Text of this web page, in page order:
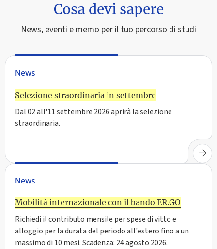
Cosa devi sapere
News, eventi e memo per il tuo percorso di studi
News
Selezione straordinaria in settembre
Dal 02 all'11 settembre 2026 aprirà la selezione
straordinaria.
News
Mobilità internazionale con il bando ER.GO
Richiedi il contributo mensile per spese di vitto e
alloggio per la durata del periodo all'estero fino a un
massimo di 10 mesi. Scadenza: 24 agosto 2026.